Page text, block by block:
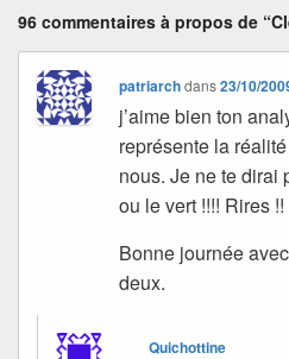
96 commentaires à propos de
patriarchdans23/10/
j’aime bien ton
représente la
nous. Je ne te dirai
ou le vert !!!! Rires !!
Bonne journée
deux.
Quichottine